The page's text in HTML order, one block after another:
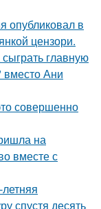
опубликовал в
цензори.
главную
Ани
совершенно
на
вместе с
спустя десять